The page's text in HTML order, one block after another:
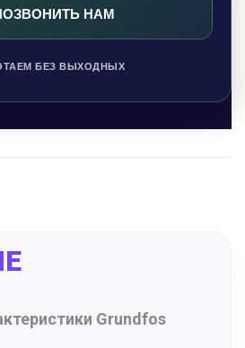
НАМ
БЕЗ ВЫХОДНЫХ
Grundfos